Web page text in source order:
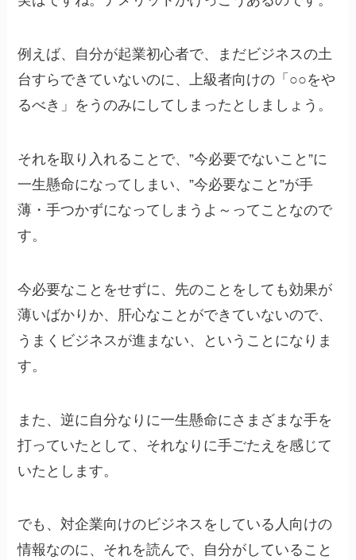
例えば、自分が起業初心者で、まだビジネスの土
台すらできていないのに、上級者向けの「○○をや
るべき」をうのみにしてしまったとしましょう。
それを取り入れることで、”今必要でないこと”に
一生懸命になってしまい、”今必要なこと”が手
薄・手つかずになってしまうよ～ってことなので
す。
今必要なことをせずに、先のことをしても効果が
薄いばかりか、肝心なことができていないので、
うまくビジネスが進まない、ということになりま
す。
また、逆に自分なりに一生懸命にさまざまな手を
打っていたとして、それなりに手ごたえを感じて
いたとします。
でも、対企業向けのビジネスをしている人向けの
情報なのに、それを読んで、自分がしていること